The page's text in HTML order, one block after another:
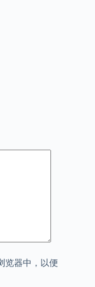
览器中，以便